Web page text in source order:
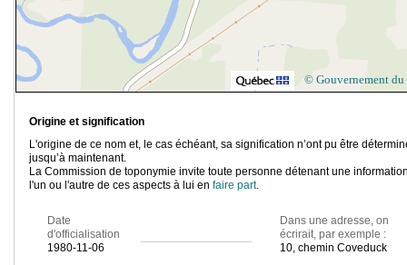
© Gouvernement du
Origine et signification
L'origine de ce nom et, le cas échéant, sa signification n’ont pu être
jusqu’à maintenant.
La Commission de toponymie invite toute personne détenant une
l'un ou l'autre de ces aspects à lui en faire part.
Date
d'officialisation
1980-11-06
Dans une adresse, on
écrirait, par exemple :
10, chemin Coveduck